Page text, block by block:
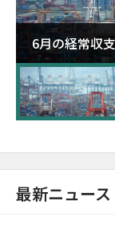
6月の経常収
が初の1000
最新ニュース